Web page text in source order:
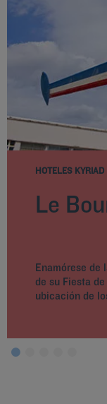
HOTELES KYRIAD
Le
Enamórese de
de su Fiesta
ubicación de